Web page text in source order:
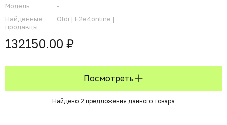
Модель
-
Найденные
продавцы
Oldi | E2e4online |
132150.00 ₽
Посмотреть
Найдено 2 предложения данного товара